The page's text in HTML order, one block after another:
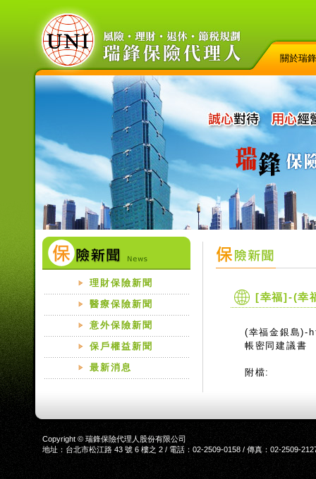
關於瑞鋒
理財保險新聞
醫療保險新聞
意外保險新聞
保戶權益新聞
最新消息
[幸福]-(幸
(幸福金銀島
帳密同建議書
附檔:
Copyright © 瑞鋒保險代理人股份有限公司
地址：台北市松江路 43 號 6 樓之 2 / 電話：02-2509-0158 / 傳真：02-2509-